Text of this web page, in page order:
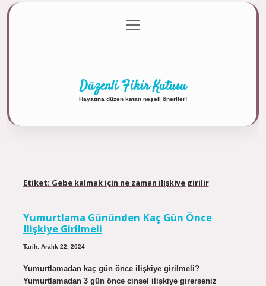
Gizlilik Politikası
menüyü
aç
Düzenli Fikir Kutusu
Hayatına düzen katan neşeli öneriler!
Etiket: Gebe kalmak için ne zaman ilişkiye girilir
Yumurtlama Gününden Kaç Gün Önce
Ilişkiye Girilmeli
Tarih: Aralık 22, 2024
Yumurtlamadan kaç gün önce ilişkiye girilmeli?
Yumurtlamadan 3 gün önce cinsel ilişkiye girerseniz